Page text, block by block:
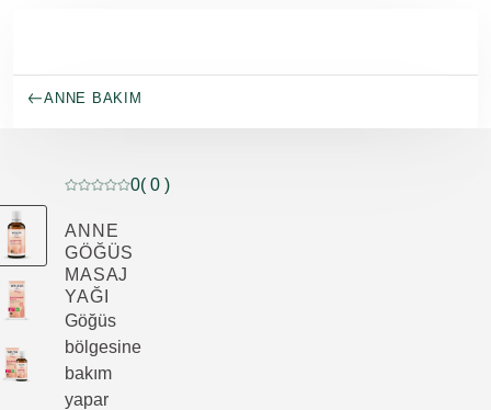
ANNE BAKIM
Mevcut puan: 5 üzerinden 0 yıldız 0 müşteri
0( 0 )
ANNE
GÖĞÜS
MASAJ
YAĞI
Göğüs
bölgesine
bakım
yapar